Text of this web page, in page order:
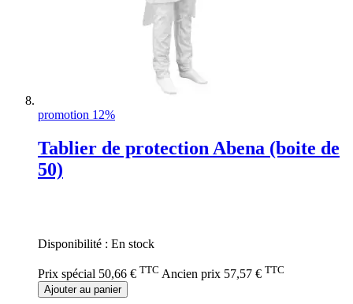
promotion 12%
Tablier de protection Abena (boite de
50)
Disponibilité : En stock
Prix spécial 50,66 € TTC Ancien prix 57,57 € TTC
Ajouter au panier